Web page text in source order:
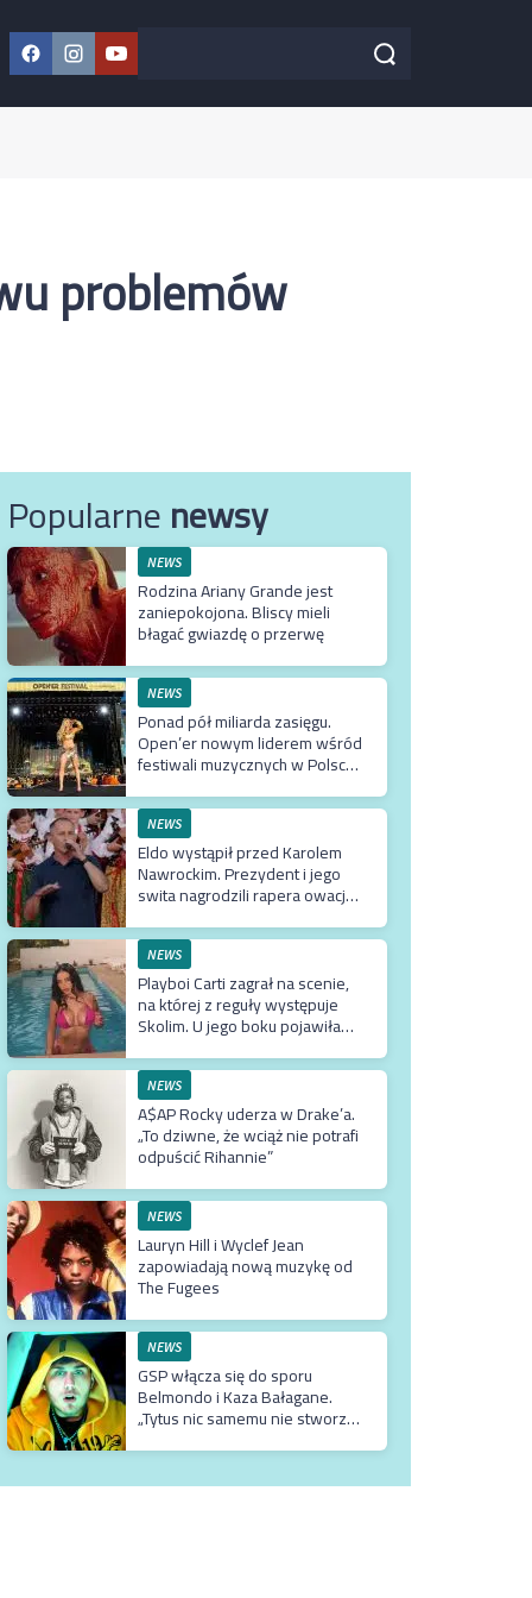
Facebook
Instagram
YouTube
Szukaj w serwisie Szukaj
problemów
Popularnenewsy
NEWS
Rodzina Ariany Grande jest
zaniepokojona. Bliscy mieli
błagać gwiazdę o przerwę
NEWS
Ponad pół miliarda zasięgu.
Open’er nowym liderem wśród
festiwali muzycznych w Polsce.
NEWS
Eldo wystąpił przed Karolem
Nawrockim. Prezydent i jego
swita nagrodzili rapera owacją
NEWS
Playboi Carti zagrał na scenie,
na której z reguły występuje
Skolim. U jego boku pojawiła
NEWS
A$AP Rocky uderza w Drake’a.
„To dziwne, że wciąż nie potrafi
odpuścić Rihannie”
NEWS
Lauryn Hill i Wyclef Jean
zapowiadają nową muzykę od
The Fugees
NEWS
GSP włącza się do sporu
Belmondo i Kaza Bałagane.
„Tytus nic samemu nie stworzył.
dzięki matce, która jest
usadowiona w TVN-ie”